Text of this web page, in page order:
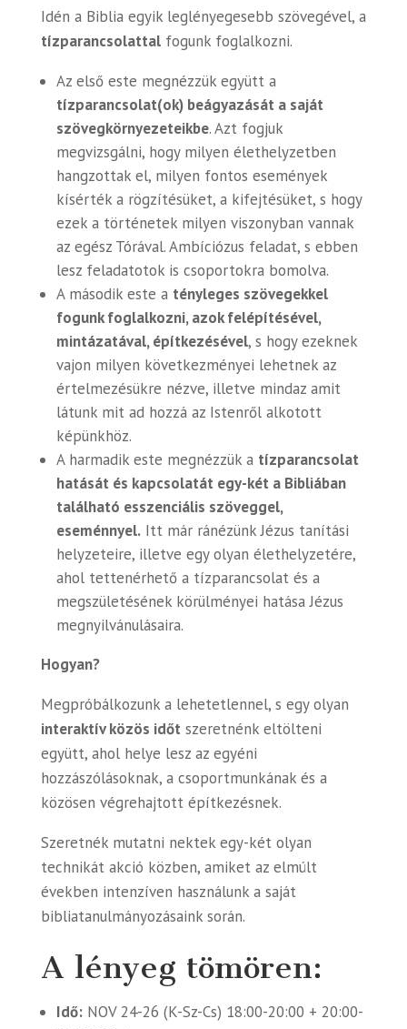
Idén a Biblia egyik leglényegesebb szövegével, a
tízparancsolattalfogunk foglalkozni.
Az első este megnézzük együtt a
tízparancsolat(ok) beágyazását a saját
szövegkörnyezeteikbe. Azt fogjuk
megvizsgálni, hogy milyen élethelyzetben
hangzottak el, milyen fontos események
kísérték a rögzítésüket, a kifejtésüket, s hogy
ezek a történetek milyen viszonyban vannak
az egész Tórával. Ambíciózus feladat, s ebben
lesz feladatotok is csoportokra bomolva.
A második este a tényleges szövegekkel
fogunk foglalkozni, azok felépítésével,
mintázatával, építkezésével, s hogy ezeknek
vajon milyen következményei lehetnek az
értelmezésükre nézve, illetve mindaz amit
látunk mit ad hozzá az Istenről alkotott
képünkhöz.
A harmadik este megnézzük a tízparancsolat
hatását és kapcsolatát egy-két a Bibliában
található esszenciális szöveggel,
eseménnyel.Itt már ránézünk Jézus tanítási
helyzeteire, illetve egy olyan élethelyzetére,
ahol tettenérhető a tízparancsolat és a
megszületésének körülményei hatása Jézus
megnyilvánulásaira.
Hogyan?
Megpróbálkozunk a lehetetlennel, s egy olyan
interaktív közös időt szeretnénk eltölteni
együtt, ahol helye lesz az egyéni
hozzászólásoknak, a csoportmunkának és a
közösen végrehajtott építkezésnek.
Szeretnék mutatni nektek egy-két olyan
technikát akció közben, amiket az elmúlt
években intenzíven használunk a saját
bibliatanulmányozásaink során.
A lényeg tömören:
Idő:NOV 24-26 (K-Sz-Cs) 18:00-20:00 + 20:00-